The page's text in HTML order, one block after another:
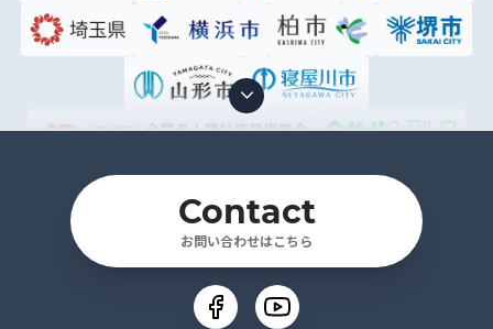
Contact
お問い合わせはこちら